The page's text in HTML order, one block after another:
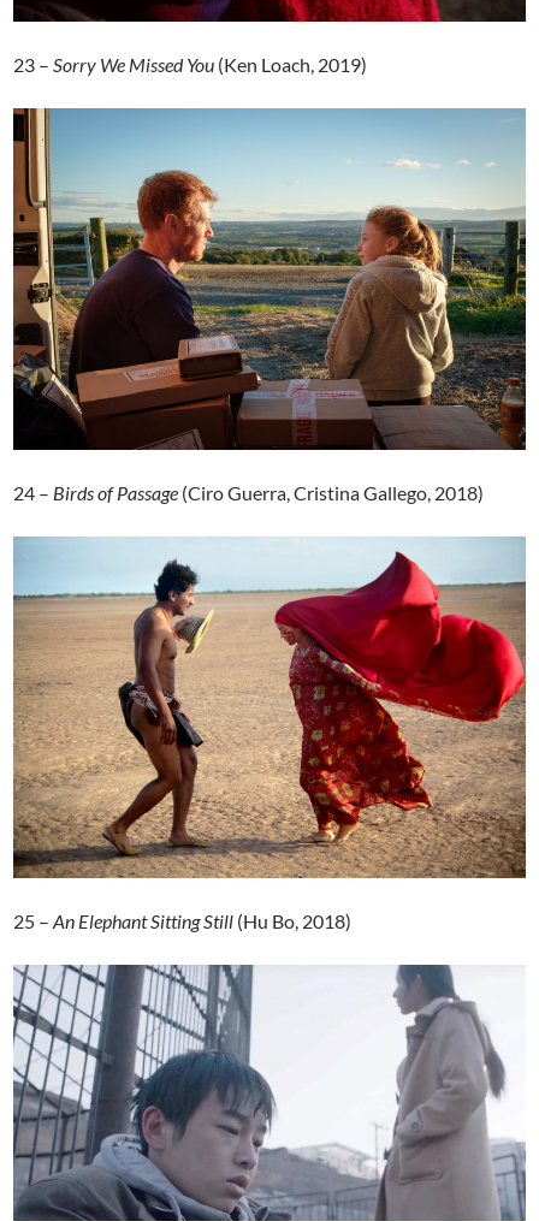
23 –Sorry We Missed You (Ken Loach, 2019)
24 – Birds of Passage (Ciro Guerra, Cristina Gallego, 2018)
25 –An Elephant Sitting Still (Hu Bo, 2018)